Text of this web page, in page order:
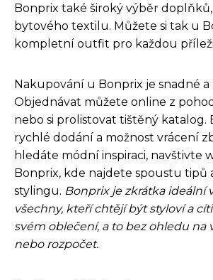
Bonprix také široký výběr
bytového textilu. Můžete si tak u
kompletní outfit pro každou
Nakupování u Bonprix je snadné
Objednávat můžete online z
nebo si prolistovat tištěný katalog.
rychlé dodání a možnost vrácení
hledáte módní inspiraci, navštivte
Bonprix, kde najdete spoustu tipů
stylingu. Bonprix je zkrátka ideální
všechny, kteří chtějí být styloví a
svém oblečení, a to bez ohledu na
nebo rozpočet.